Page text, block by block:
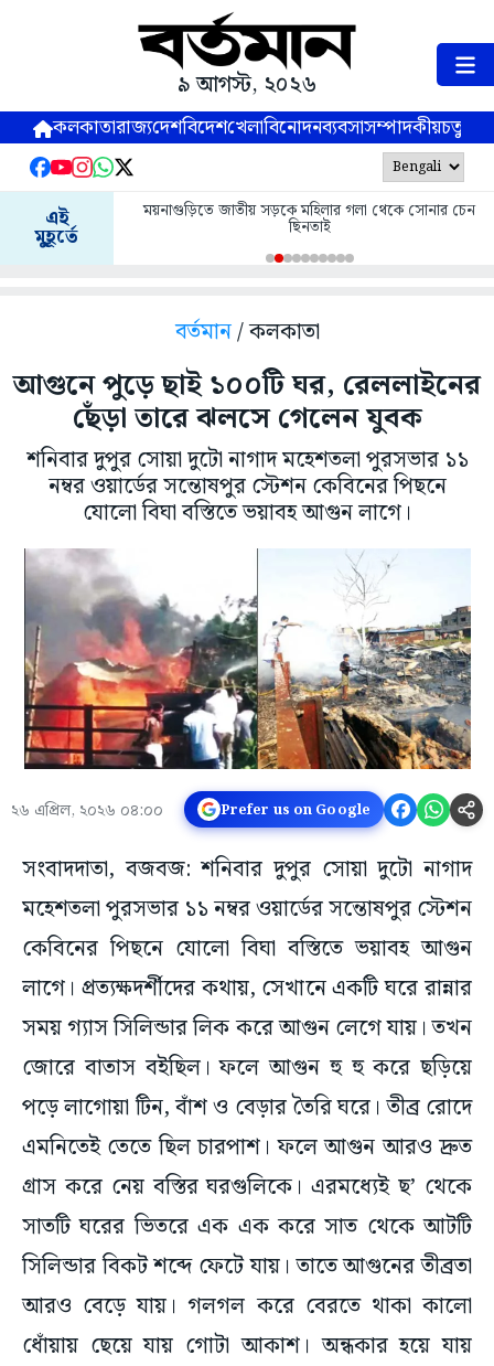
৯ আগস্ট, ২০২৬
কলকাতারাজ্যদেশবিদেশখেলাবিনোদনব্যবসাসম্পাদকীয়
এই
মুহূর্তে
ময়নাগুড়িতে জাতীয় সড়কে মহিলার গলা থেকে সোনার চেন
ছিনতাই
বর্তমান/ কলকাতা
আগুনে পুড়ে ছাই ১০০টি ঘর, রেললাইনের
ছেঁড়া তারে ঝলসে গেলেন যুবক
শনিবার দুপুর সোয়া দুটো নাগাদ মহেশতলা পুরসভার ১১
নম্বর ওয়ার্ডের সন্তোষপুর স্টেশন কেবিনের পিছনে
যোলো বিঘা বস্তিতে ভয়াবহ আগুন লাগে।
২৬ এপ্রিল, ২০২৬ ০৪:০০ Prefer us on Google
সংবাদদাতা, বজবজ: শনিবার দুপুর সোয়া দুটো নাগাদ
মহেশতলা পুরসভার ১১ নম্বর ওয়ার্ডের সন্তোষপুর স্টেশন
কেবিনের পিছনে যোলো বিঘা বস্তিতে ভয়াবহ আগুন
লাগে। প্রত্যক্ষদর্শীদের কথায়, সেখানে একটি ঘরে রান্নার
সময় গ্যাস সিলিন্ডার লিক করে আগুন লেগে যায়। তখন
জোরে বাতাস বইছিল। ফলে আগুন হু হু করে ছড়িয়ে
পড়ে লাগোয়া টিন, বাঁশ ও বেড়ার তৈরি ঘরে। তীব্র রোদে
এমনিতেই তেতে ছিল চারপাশ। ফলে আগুন আরও দ্রুত
গ্রাস করে নেয় বস্তির ঘরগুলিকে। এরমধ্যেই ছ’ থেকে
সাতটি ঘরের ভিতরে এক এক করে সাত থেকে আটটি
সিলিন্ডার বিকট শব্দে ফেটে যায়। তাতে আগুনের তীব্রতা
আরও বেড়ে যায়। গলগল করে বেরতে থাকা কালো
ধোঁয়ায় ছেয়ে যায় গোটা আকাশ। অন্ধকার হয়ে যায়